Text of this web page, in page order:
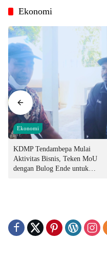
Ekonomi
Ekonomi
KDMP Tendambepa Mulai
Aktivitas Bisnis, Teken MoU
dengan Bulog Ende untuk